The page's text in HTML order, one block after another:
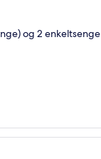
og 2 enkeltsenge